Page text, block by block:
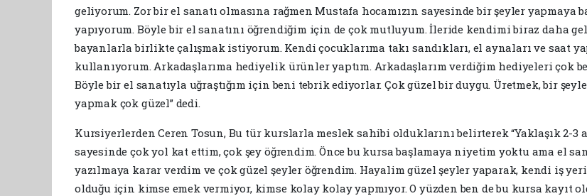
geliyorum. Zor bir el sanatı olmasına rağmen Mustafa hocamızın sayesinde bir şeyler yapmaya
yapıyorum. Böyle bir el sanatını öğrendiğim için de çok mutluyum. İleride kendimi biraz daha
bayanlarla birlikte çalışmak istiyorum. Kendi çocuklarıma takı sandıkları, el aynaları ve saat
kullanıyorum. Arkadaşlarıma hediyelik ürünler yaptım. Arkadaşlarım verdiğim hediyeleri çok
Böyle bir el sanatıyla uğraştığım için beni tebrik ediyorlar. Çok güzel bir duygu. Üretmek, bir
yapmak çok güzel” dedi.
Kursiyerlerden Ceren Tosun, Bu tür kurslarla meslek sahibi olduklarını belirterek “Yaklaşık 2-3
sayesinde çok yol kat ettim, çok şey öğrendim. Önce bu kursa başlamaya niyetim yoktu ama el
yazılmaya karar verdim ve çok güzel şeyler öğrendim. Hayalim güzel şeyler yaparak, kendi iş
olduğu için kimse emek vermiyor, kimse kolay kolay yapmıyor. O yüzden ben de bu kursa kayıt